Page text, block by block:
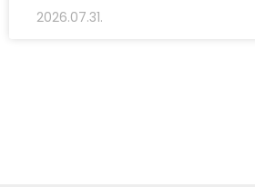
2026.07.31.